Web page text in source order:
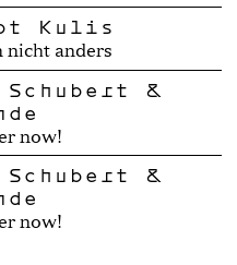
Kulis
nicht anders
&
now!
&
now!